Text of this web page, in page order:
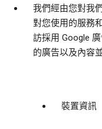
我們經由您對我
對您使用的服務
訪採用 Google
的廣告以及內容
裝置資訊